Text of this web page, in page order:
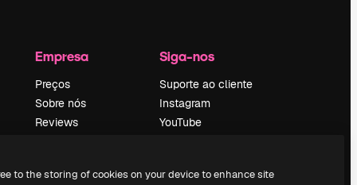
Empresa
Preços
Sobre nós
Reviews
pesquisa
Siga-nos
Suporte ao cliente
Instagram
YouTube
Discord
to the storing of cookies on your device to enhance site